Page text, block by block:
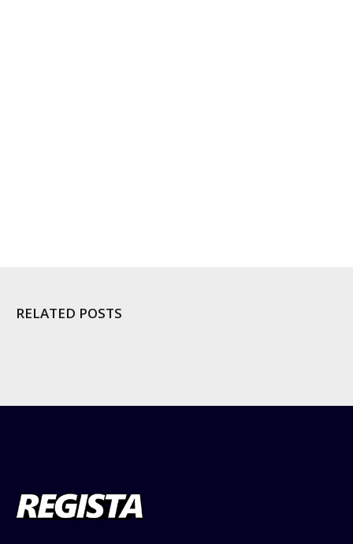
RELATED POSTS